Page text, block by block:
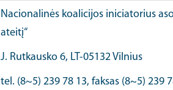
Nacionalinės koalicijos iniciatorius
ateitį“
J. Rutkausko 6, LT-05132 Vilnius
tel. (8~5) 239 78 13, faksas (8~5) 239